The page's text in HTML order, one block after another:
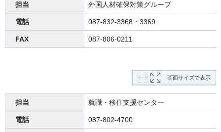
担当 外国人材確保対策グループ
電話 087-832-3368・3369
FAX 087-806-0211
画面サイズで表示
担当 就職・移住支援センター
電話 087-802-4700